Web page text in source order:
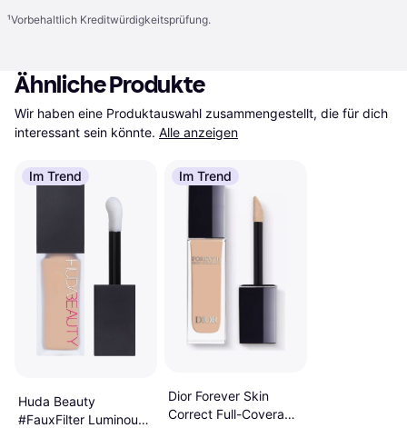
¹Vorbehaltlich Kreditwürdigkeitsprüfung.
Ähnliche Produkte
Wir haben eine Produktauswahl zusammengestellt, die für dich
interessant sein könnte. Alle anzeigen
Im Trend
Huda Beauty
#FauxFilter Luminous
Im Trend
Dior Forever Skin
Correct Full-Coverage